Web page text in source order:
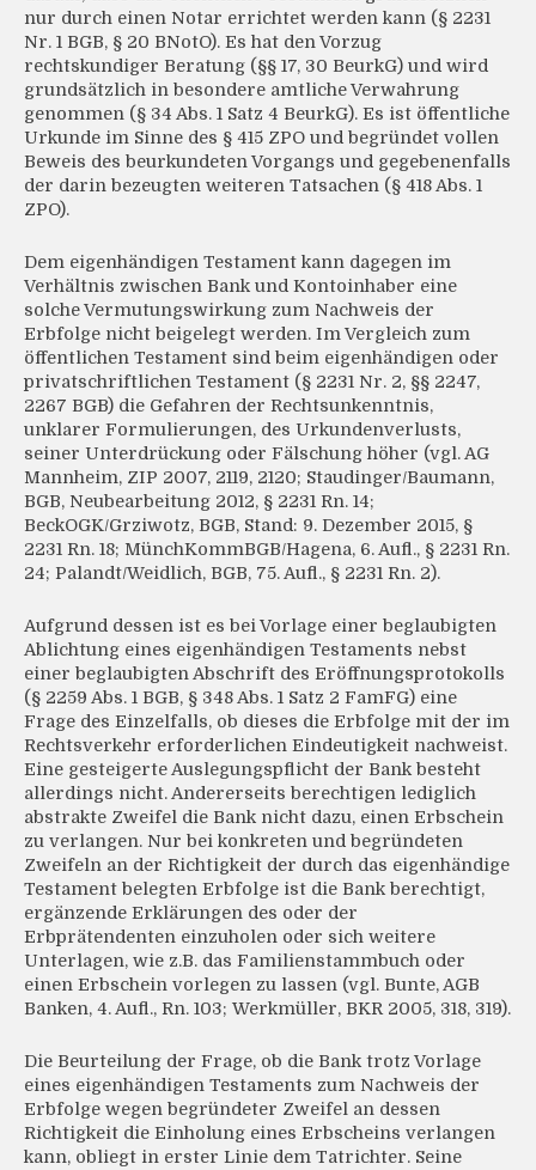
nur durch einen Notar errichtet werden kann (§ 2231
Nr. 1 BGB, § 20 BNotO). Es hat den Vorzug
rechtskundiger Beratung (§§ 17, 30 BeurkG) und wird
grundsätzlich in besondere amtliche Verwahrung
genommen (§ 34 Abs. 1 Satz 4 BeurkG). Es ist öffentliche
Urkunde im Sinne des § 415 ZPO und begründet vollen
Beweis des beurkundeten Vorgangs und gegebenenfalls
der darin bezeugten weiteren Tatsachen (§ 418 Abs. 1
ZPO).
Dem eigenhändigen Testament kann dagegen im
Verhältnis zwischen Bank und Kontoinhaber eine
solche Vermutungswirkung zum Nachweis der
Erbfolge nicht beigelegt werden. Im Vergleich zum
öffentlichen Testament sind beim eigenhändigen oder
privatschriftlichen Testament (§ 2231 Nr. 2, §§ 2247,
2267 BGB) die Gefahren der Rechtsunkenntnis,
unklarer Formulierungen, des Urkundenverlusts,
seiner Unterdrückung oder Fälschung höher (vgl. AG
Mannheim, ZIP 2007, 2119, 2120; Staudinger/Baumann,
BGB, Neubearbeitung 2012, § 2231 Rn. 14;
BeckOGK/Grziwotz, BGB, Stand: 9. Dezember 2015, §
2231 Rn. 18; MünchKommBGB/Hagena, 6. Aufl., § 2231 Rn.
24; Palandt/Weidlich, BGB, 75. Aufl., § 2231 Rn. 2).
Aufgrund dessen ist es bei Vorlage einer beglaubigten
Ablichtung eines eigenhändigen Testaments nebst
einer beglaubigten Abschrift des Eröffnungsprotokolls
(§ 2259 Abs. 1 BGB, § 348 Abs. 1 Satz 2 FamFG) eine
Frage des Einzelfalls, ob dieses die Erbfolge mit der im
Rechtsverkehr erforderlichen Eindeutigkeit nachweist.
Eine gesteigerte Auslegungspflicht der Bank besteht
allerdings nicht. Andererseits berechtigen lediglich
abstrakte Zweifel die Bank nicht dazu, einen Erbschein
zu verlangen. Nur bei konkreten und begründeten
Zweifeln an der Richtigkeit der durch das eigenhändige
Testament belegten Erbfolge ist die Bank berechtigt,
ergänzende Erklärungen des oder der
Erbprätendenten einzuholen oder sich weitere
Unterlagen, wie z.B. das Familienstammbuch oder
einen Erbschein vorlegen zu lassen (vgl. Bunte, AGB
Banken, 4. Aufl., Rn. 103; Werkmüller, BKR 2005, 318, 319).
Die Beurteilung der Frage, ob die Bank trotz Vorlage
eines eigenhändigen Testaments zum Nachweis der
Erbfolge wegen begründeter Zweifel an dessen
Richtigkeit die Einholung eines Erbscheins verlangen
kann, obliegt in erster Linie dem Tatrichter. Seine